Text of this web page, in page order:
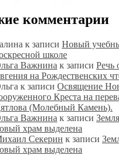
комментарии
к записи Новый
школе
Важнина к записи Речь
на Рождественских
к записи Освящение
Креста на
(Молебный Камень).
Важнина к записи
храм выделена
Секерин к записи
храм выделена